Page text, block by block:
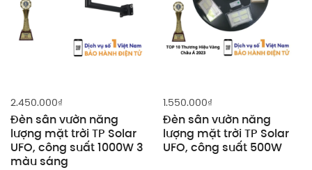
2.450.000₫
Đèn sân vườn năng
lượng mặt trời TP Solar
UFO, công suất 1000W 3
màu sáng
1.550.000₫
Đèn sân vườn năng
lượng mặt trời TP Solar
UFO, công suất 500W